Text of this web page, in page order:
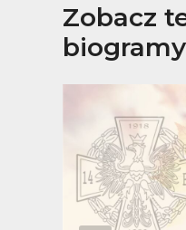
Zobacz
biogramy